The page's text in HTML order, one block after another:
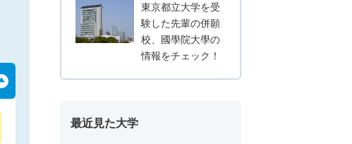
東京都立大学を受
験した先輩の併願
校、國學院大學の
情報をチェック！
最近見た大学